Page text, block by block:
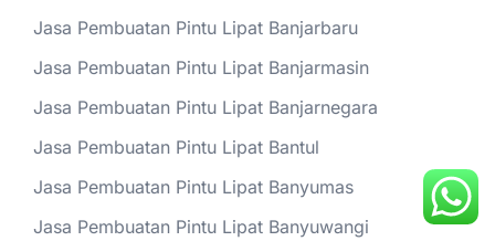
Jasa Pembuatan Pintu Lipat Banjarbaru
Jasa Pembuatan Pintu Lipat Banjarmasin
Jasa Pembuatan Pintu Lipat Banjarnegara
Jasa Pembuatan Pintu Lipat Bantul
Jasa Pembuatan Pintu Lipat Banyumas
Jasa Pembuatan Pintu Lipat Banyuwangi